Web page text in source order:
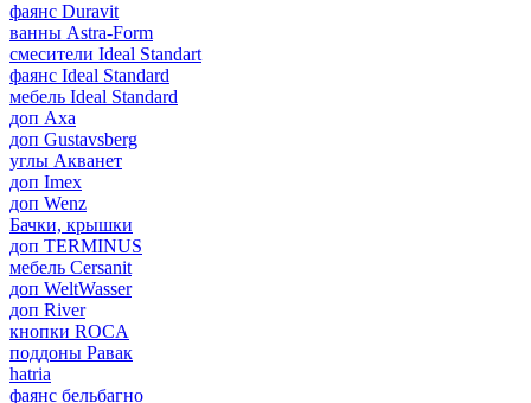
фаянс Duravit
ванны Astra-Form
смесители Ideal Standart
фаянс Ideal Standard
мебель Ideal Standard
доп Axa
доп Gustavsberg
углы Акванет
доп Imex
доп Wenz
Бачки, крышки
доп TERMINUS
мебель Cersanit
доп WeltWasser
доп River
кнопки ROCA
поддоны Равак
hatria
фаянс бельбагно